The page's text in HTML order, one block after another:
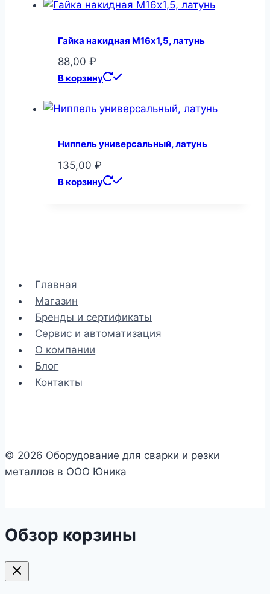
Гайка накидная М16х1,5, латунь
88,00 ₽
В корзину
Ниппель универсальный, латунь
135,00 ₽
В корзину
Главная
Магазин
Бренды и сертификаты
Сервис и автоматизация
О компании
Блог
Контакты
© 2026 Оборудование для сварки и резки
металлов в ООО Юника
Обзор корзины